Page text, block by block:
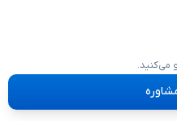
می‌کنید.